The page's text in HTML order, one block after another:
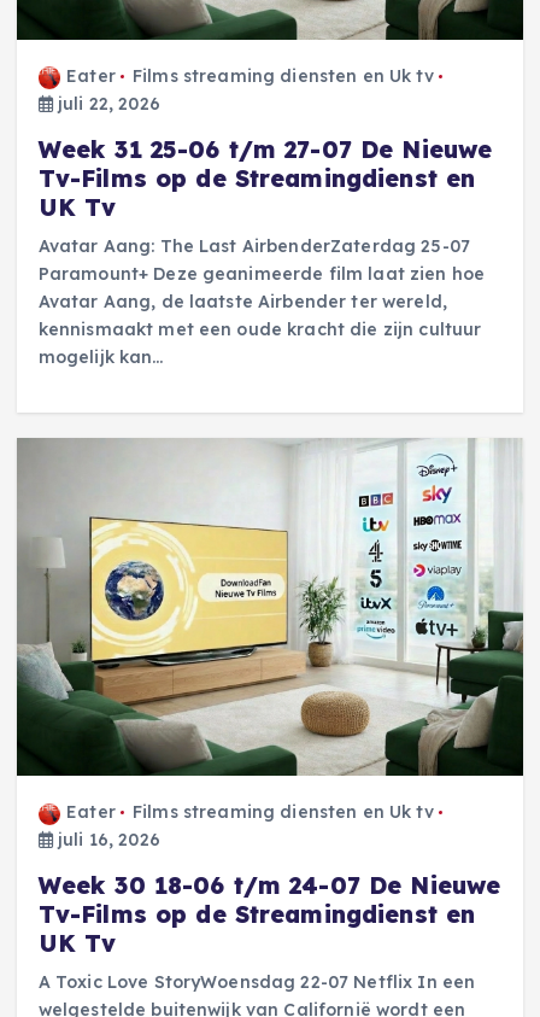
Eater
Films streaming diensten en Uk tv
juli 22, 2026
Week 31 25-06 t/m 27-07 De Nieuwe
Tv-Films op de Streamingdienst en
UK Tv
Avatar Aang: The Last AirbenderZaterdag 25-07
Paramount+ Deze geanimeerde film laat zien hoe
Avatar Aang, de laatste Airbender ter wereld,
kennismaakt met een oude kracht die zijn cultuur
mogelijk kan…
Eater
Films streaming diensten en Uk tv
juli 16, 2026
Week 30 18-06 t/m 24-07 De Nieuwe
Tv-Films op de Streamingdienst en
UK Tv
A Toxic Love StoryWoensdag 22-07 Netflix In een
welgestelde buitenwijk van Californië wordt een